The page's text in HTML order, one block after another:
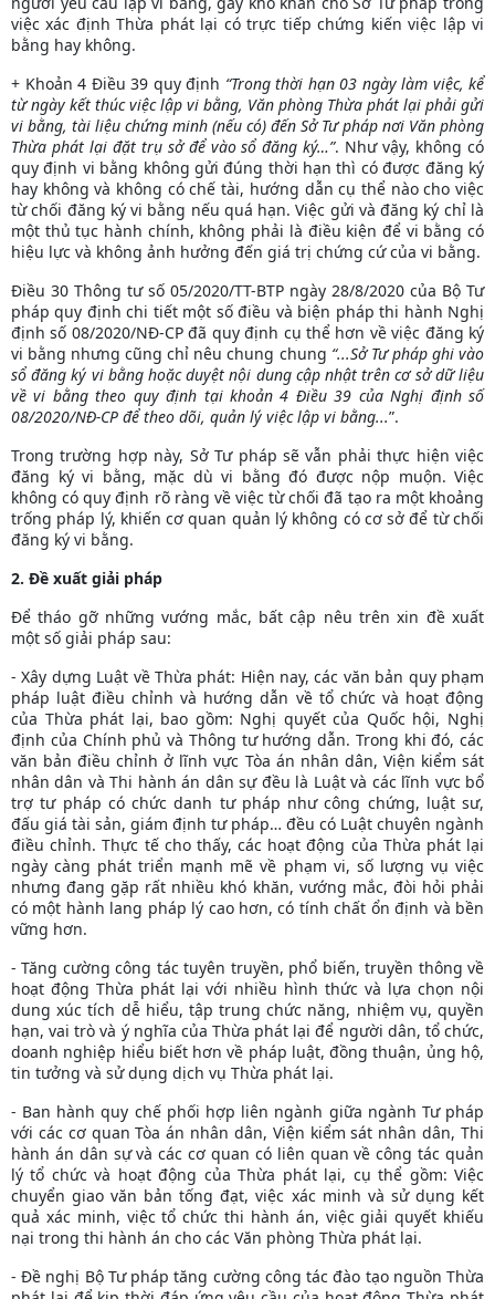
việc xác định Thừa phát lại có trực tiếp chứng kiến việc lập vi
bằng hay không.
+ Khoản 4 Điều 39 quy định “Trong thời hạn 03 ngày làm việc, kể
từ ngày kết thúc việc lập vi bằng, Văn phòng Thừa phát lại phải gửi
vi bằng, tài liệu chứng minh (nếu có) đến Sở Tư pháp nơi Văn phòng
Thừa phát lại đặt trụ sở để vào sổ đăng ký…”. Như vậy, không có
quy định vi bằng không gửi đúng thời hạn thì có được đăng ký
hay không và không có chế tài, hướng dẫn cụ thể nào cho việc
từ chối đăng ký vi bằng nếu quá hạn. Việc gửi và đăng ký chỉ là
một thủ tục hành chính, không phải là điều kiện để vi bằng có
hiệu lực và không ảnh hưởng đến giá trị chứng cứ của vi bằng.
Điều 30 Thông tư số 05/2020/TT-BTP ngày 28/8/2020 của Bộ Tư
pháp quy định chi tiết một số điều và biện pháp thi hành Nghị
định số 08/2020/NĐ-CP đã quy định cụ thể hơn về việc đăng ký
vi bằng nhưng cũng chỉ nêu chung chung “...Sở Tư pháp ghi vào
sổ đăng ký vi bằng hoặc duyệt nội dung cập nhật trên cơ sở dữ liệu
về vi bằng theo quy định tại khoản 4 Điều 39 của Nghị định số
08/2020/NĐ-CP để theo dõi, quản lý việc lập vi bằng...”.
Trong trường hợp này, Sở Tư pháp sẽ vẫn phải thực hiện việc
đăng ký vi bằng, mặc dù vi bằng đó được nộp muộn. Việc
không có quy định rõ ràng về việc từ chối đã tạo ra một khoảng
trống pháp lý, khiến cơ quan quản lý không có cơ sở để từ chối
đăng ký vi bằng.
2. Đề xuất giải pháp
Để tháo gỡ những vướng mắc, bất cập nêu trên xin đề xuất
một số giải pháp sau:
- Xây dựng Luật về Thừa phát: Hiện nay, các văn bản quy phạm
pháp luật điều chỉnh và hướng dẫn về tổ chức và hoạt động
của Thừa phát lại, bao gồm: Nghị quyết của Quốc hội, Nghị
định của Chính phủ và Thông tư hướng dẫn. Trong khi đó, các
văn bản điều chỉnh ở lĩnh vực Tòa án nhân dân, Viện kiểm sát
nhân dân và Thi hành án dân sự đều là Luật và các lĩnh vực bổ
trợ tư pháp có chức danh tư pháp như công chứng, luật sư,
đấu giá tài sản, giám định tư pháp… đều có Luật chuyên ngành
điều chỉnh. Thực tế cho thấy, các hoạt động của Thừa phát lại
ngày càng phát triển mạnh mẽ về phạm vi, số lượng vụ việc
nhưng đang gặp rất nhiều khó khăn, vướng mắc, đòi hỏi phải
có một hành lang pháp lý cao hơn, có tính chất ổn định và bền
vững hơn.
- Tăng cường công tác tuyên truyền, phổ biến, truyền thông về
hoạt động Thừa phát lại với nhiều hình thức và lựa chọn nội
dung xúc tích dễ hiểu, tập trung chức năng, nhiệm vụ, quyền
hạn, vai trò và ý nghĩa của Thừa phát lại để người dân, tổ chức,
doanh nghiệp hiểu biết hơn về pháp luật, đồng thuận, ủng hộ,
tin tưởng và sử dụng dịch vụ Thừa phát lại.
- Ban hành quy chế phối hợp liên ngành giữa ngành Tư pháp
với các cơ quan Tòa án nhân dân, Viện kiểm sát nhân dân, Thi
hành án dân sự và các cơ quan có liên quan vềcông tác quản
lý tổ chức và hoạt động của Thừa phát lại, cụ thể gồm: Việc
chuyển giao văn bản tống đạt, việc xác minh và sử dụng kết
quả xác minh, việc tổ chức thi hành án, việc giải quyết khiếu
nại trong thi hành án cho các Văn phòng Thừa phát lại.
- Đề nghị Bộ Tư pháp tăng cường công tác đào tạo nguồn Thừa